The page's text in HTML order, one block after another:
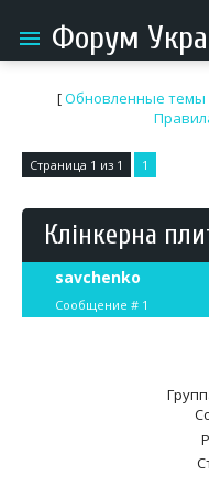
menu Форум
[Обновленные темы
Страница 1 из 1 1
Клінкерна
savchenko
Сообщение # 1